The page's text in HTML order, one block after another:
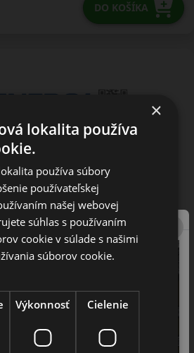
DO KOŠÍKA
×
lokalita používa
používa súbory
používateľskej
našej webovej
súhlas s používaním
cookie v súlade s našimi
súborov cookie.
Výkonnosť Cielenie